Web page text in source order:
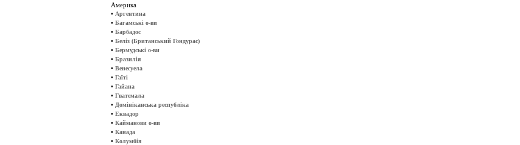
Америка
• Аргентина
• Багамські о-ви
• Барбадос
• Беліз (Британський Гондурас)
• Бермудські о-ви
• Бразилія
• Венесуела
• Гаїті
• Гайана
• Гватемала
• Домініканська республіка
• Еквадор
• Кайманови о-ви
• Канада
• Колумбія